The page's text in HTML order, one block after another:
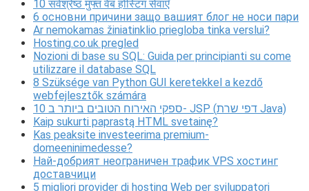
10 सर्वश्रेष्ठ मुफ्त वेब होस्टिंग सेवाएँ
6 основни причини защо вашият блог не носи пари
Ar nemokamas žiniatinklio priegloba tinka verslui?
Hosting.co.uk pregled
Nozioni di base su SQL: Guida per principianti su come
utilizzare il database SQL
8 Szüksége van Python GUI keretekkel a kezdő
webfejlesztők számára
10 ספקי האירוח הטובים ביותר ב- JSP (דפי שרת Java)
Kaip sukurti paprastą HTML svetainę?
Kas peaksite investeerima premium-
domeeninimedesse?
Най-добрият неограничен трафик VPS хостинг
доставчици
5 migliori provider di hosting Web per sviluppatori